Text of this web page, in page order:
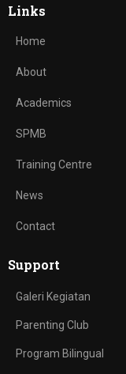
Links
Home
About
Academics
SPMB
Training Centre
News
Contact
Support
Galeri Kegiatan
Parenting Club
Program Bilingual